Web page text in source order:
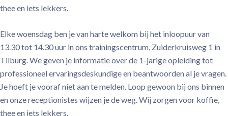
thee en iets lekkers.
Elke woensdag ben je van harte welkom bij het inloopuur van
13.30 tot 14.30 uur in ons trainingscentrum, Zuiderkruisweg 1 in
Tilburg. We geven je informatie over de 1-jarige opleiding tot
professioneel ervaringsdeskundige en beantwoorden al je vragen.
Je hoeft je vooraf niet aan te melden. Loop gewoon bij ons binnen
en onze receptionistes wijzen je de weg. Wij zorgen voor koffie,
thee en iets lekkers.